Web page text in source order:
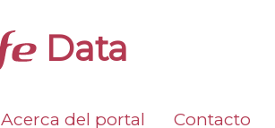
Data
Acerca del portal Contacto